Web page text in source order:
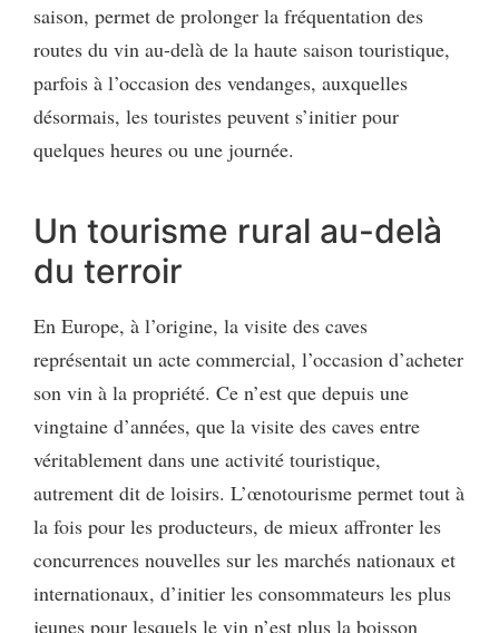
saison, permet de prolonger la fréquentation des
routes du vin au-delà de la haute saison touristique,
parfois à l’occasion des vendanges, auxquelles
désormais, les touristes peuvent s’initier pour
quelques heures ou une journée.
Un tourisme rural au-delà
du terroir
En Europe, à l’origine, la visite des caves
représentait un acte commercial, l’occasion d’acheter
son vin à la propriété. Ce n’est que depuis une
vingtaine d’années, que la visite des caves entre
véritablement dans une activité touristique,
autrement dit de loisirs. L’œnotourisme permet tout à
la fois pour les producteurs, de mieux affronter les
concurrences nouvelles sur les marchés nationaux et
internationaux, d’initier les consommateurs les plus
jeunes pour lesquels le vin n’est plus la boisson